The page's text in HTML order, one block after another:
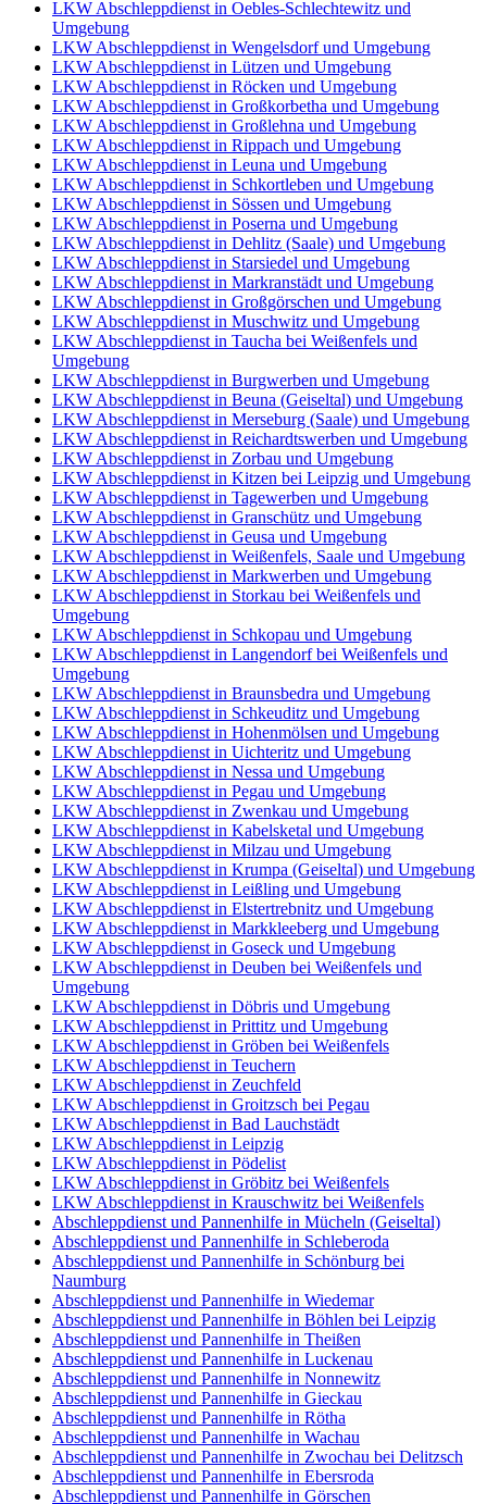
LKW Abschleppdienst in Oebles-Schlechtewitz und
Umgebung
LKW Abschleppdienst in Wengelsdorf und Umgebung
LKW Abschleppdienst in Lützen und Umgebung
LKW Abschleppdienst in Röcken und Umgebung
LKW Abschleppdienst in Großkorbetha und Umgebung
LKW Abschleppdienst in Großlehna und Umgebung
LKW Abschleppdienst in Rippach und Umgebung
LKW Abschleppdienst in Leuna und Umgebung
LKW Abschleppdienst in Schkortleben und Umgebung
LKW Abschleppdienst in Sössen und Umgebung
LKW Abschleppdienst in Poserna und Umgebung
LKW Abschleppdienst in Dehlitz (Saale) und Umgebung
LKW Abschleppdienst in Starsiedel und Umgebung
LKW Abschleppdienst in Markranstädt und Umgebung
LKW Abschleppdienst in Großgörschen und Umgebung
LKW Abschleppdienst in Muschwitz und Umgebung
LKW Abschleppdienst in Taucha bei Weißenfels und
Umgebung
LKW Abschleppdienst in Burgwerben und Umgebung
LKW Abschleppdienst in Beuna (Geiseltal) und Umgebung
LKW Abschleppdienst in Merseburg (Saale) und Umgebung
LKW Abschleppdienst in Reichardtswerben und Umgebung
LKW Abschleppdienst in Zorbau und Umgebung
LKW Abschleppdienst in Kitzen bei Leipzig und Umgebung
LKW Abschleppdienst in Tagewerben und Umgebung
LKW Abschleppdienst in Granschütz und Umgebung
LKW Abschleppdienst in Geusa und Umgebung
LKW Abschleppdienst in Weißenfels, Saale und Umgebung
LKW Abschleppdienst in Markwerben und Umgebung
LKW Abschleppdienst in Storkau bei Weißenfels und
Umgebung
LKW Abschleppdienst in Schkopau und Umgebung
LKW Abschleppdienst in Langendorf bei Weißenfels und
Umgebung
LKW Abschleppdienst in Braunsbedra und Umgebung
LKW Abschleppdienst in Schkeuditz und Umgebung
LKW Abschleppdienst in Hohenmölsen und Umgebung
LKW Abschleppdienst in Uichteritz und Umgebung
LKW Abschleppdienst in Nessa und Umgebung
LKW Abschleppdienst in Pegau und Umgebung
LKW Abschleppdienst in Zwenkau und Umgebung
LKW Abschleppdienst in Kabelsketal und Umgebung
LKW Abschleppdienst in Milzau und Umgebung
LKW Abschleppdienst in Krumpa (Geiseltal) und Umgebung
LKW Abschleppdienst in Leißling und Umgebung
LKW Abschleppdienst in Elstertrebnitz und Umgebung
LKW Abschleppdienst in Markkleeberg und Umgebung
LKW Abschleppdienst in Goseck und Umgebung
LKW Abschleppdienst in Deuben bei Weißenfels und
Umgebung
LKW Abschleppdienst in Döbris und Umgebung
LKW Abschleppdienst in Prittitz und Umgebung
LKW Abschleppdienst in Gröben bei Weißenfels
LKW Abschleppdienst in Teuchern
LKW Abschleppdienst in Zeuchfeld
LKW Abschleppdienst in Groitzsch bei Pegau
LKW Abschleppdienst in Bad Lauchstädt
LKW Abschleppdienst in Leipzig
LKW Abschleppdienst in Pödelist
LKW Abschleppdienst in Gröbitz bei Weißenfels
LKW Abschleppdienst in Krauschwitz bei Weißenfels
Abschleppdienst und Pannenhilfe in Mücheln (Geiseltal)
Abschleppdienst und Pannenhilfe in Schleberoda
Abschleppdienst und Pannenhilfe in Schönburg bei
Naumburg
Abschleppdienst und Pannenhilfe in Wiedemar
Abschleppdienst und Pannenhilfe in Böhlen bei Leipzig
Abschleppdienst und Pannenhilfe in Theißen
Abschleppdienst und Pannenhilfe in Luckenau
Abschleppdienst und Pannenhilfe in Nonnewitz
Abschleppdienst und Pannenhilfe in Gieckau
Abschleppdienst und Pannenhilfe in Rötha
Abschleppdienst und Pannenhilfe in Wachau
Abschleppdienst und Pannenhilfe in Zwochau bei Delitzsch
Abschleppdienst und Pannenhilfe in Ebersroda
Abschleppdienst und Pannenhilfe in Görschen